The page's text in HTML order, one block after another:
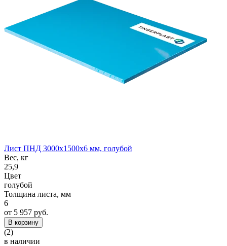
Лист ПНД 3000x1500x6 мм, голубой
Вес, кг
25,9
Цвет
голубой
Толщина листа, мм
6
от 5 957 руб.
В корзину
(2)
в наличии